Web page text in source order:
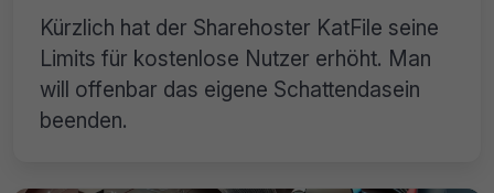
Kürzlich hat der Sharehoster KatFile seine
Limits für kostenlose Nutzer erhöht. Man
will offenbar das eigene Schattendasein
beenden.